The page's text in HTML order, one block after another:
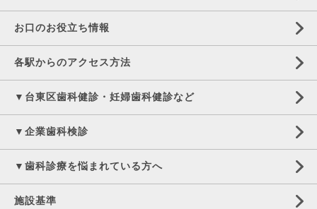
お口のお役立ち情報
各駅からのアクセス方法
▼台東区歯科健診・妊婦歯科健診など
▼企業歯科検診
▼歯科診療を悩まれている方へ
施設基準